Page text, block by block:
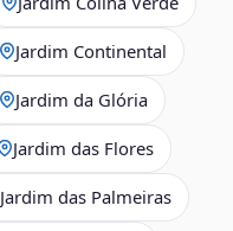
Jardim Continental
Jardim da Glória
Jardim das Flores
Jardim das Palmeiras